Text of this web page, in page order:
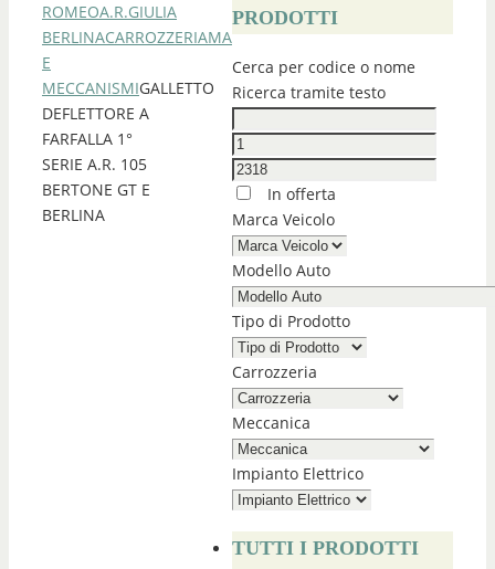
ROMEOA.R.GIULIA
BERLINACARROZZERIAMANIGLIE
E
MECCANISMIGALLETTO
DEFLETTORE A
FARFALLA 1°
SERIE A.R. 105
BERTONE GT E
BERLINA
PRODOTTI
Cerca per codice o nome
Ricerca tramite testo
In offerta
Marca Veicolo
Modello Auto
Tipo di Prodotto
Carrozzeria
Meccanica
Impianto Elettrico
TUTTI I PRODOTTI